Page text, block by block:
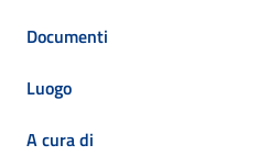
Documenti
Luogo
A cura di